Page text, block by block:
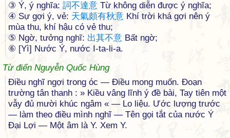
③ Ý, ý nghĩa: 詞不達意 Từ không diễn được ý nghĩa;
④ Sự gợi ý, vẻ: 天氣頗有秋意 Khí trời khá gợi nên ý
mùa thu, khí hậu có vẻ thu;
⑤ Ngờ, tưởng nghĩ: 出其不意 Bất ngờ;
⑥ [Yì] Nước Ý, nước I-ta-li-a.
Từ điển Nguyễn Quốc Hùng
Điều nghĩ ngợi trong óc — Điều mong muốn. Đoạn
trường tân thanh : » Kiều vâng lĩnh ý đề bài, Tay tiên một
vẫy đủ mười khúc ngâm « — Lo liệu. Ước lượng trước
— làm theo điều mình nghĩ — Tên gọi tắt của nước Ý
Đại Lợi — Một âm là Y. Xem Y.